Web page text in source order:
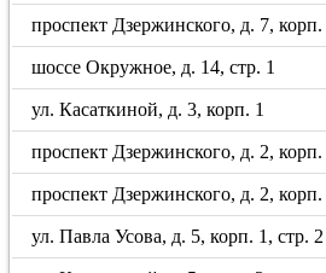
проспект Дзержинского, д. 7, корп.
шоссе Окружное, д. 14, стр. 1
ул. Касаткиной, д. 3, корп. 1
проспект Дзержинского, д. 2, корп.
проспект Дзержинского, д. 2, корп.
ул. Павла Усова, д. 5, корп. 1, стр. 2